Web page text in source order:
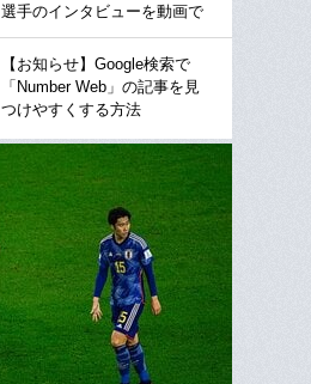
選手のインタビューを動画で
【お知らせ】Google検索で
「Number Web」の記事を見
つけやすくする方法